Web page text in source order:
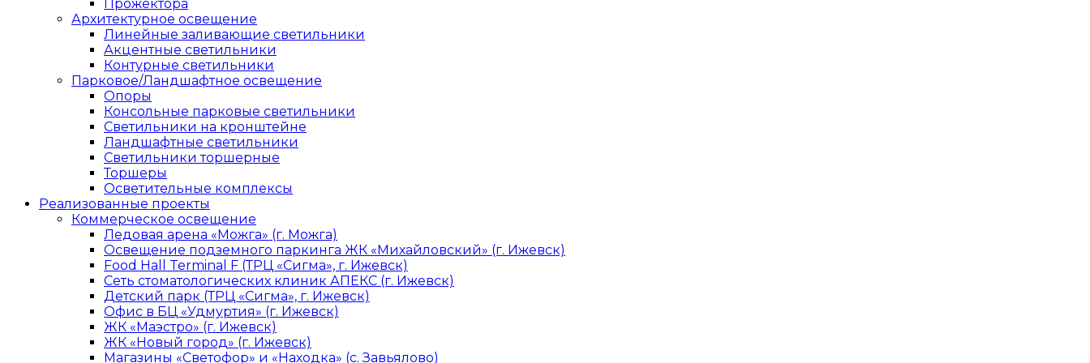
Прожектора
Архитектурное освещение
Линейные заливающие светильники
Акцентные светильники
Контурные светильники
Парковое/Ландшафтное освещение
Опоры
Консольные парковые светильники
Светильники на кронштейне
Ландшафтные светильники
Светильники торшерные
Торшеры
Осветительные комплексы
Реализованные проекты
Коммерческое освещение
Ледовая арена «Можга» (г. Можга)
Освещение подземного паркинга ЖК «Михайловский» (г. Ижевск)
Food Hall Terminal F (ТРЦ «Сигма», г. Ижевск)
Сеть стоматологических клиник АПЕКС (г. Ижевск)
Детский парк (ТРЦ «Сигма», г. Ижевск)
Офис в БЦ «Удмуртия» (г. Ижевск)
ЖК «Маэстро» (г. Ижевск)
ЖК «Новый город» (г. Ижевск)
Магазины «Светофор» и «Находка» (с. Завьялово)